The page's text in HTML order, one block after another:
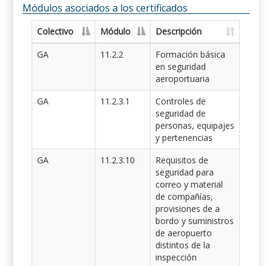
Módulos asociados a los certificados
Colectivo Módulo
Descripción
GA
11.2.2
Formación básica
en seguridad
aeroportuaria
GA
11.2.3.1
Controles de
seguridad de
personas, equipajes
y pertenencias
GA
11.2.3.10
Requisitos de
seguridad para
correo y material
de compañías,
provisiones de a
bordo y suministros
de aeropuerto
distintos de la
inspección